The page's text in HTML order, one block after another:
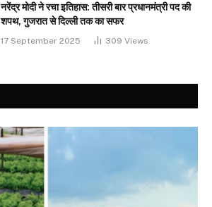
नरेंद्र मोदी ने रचा इतिहास: तीसरी बार प्रधानमंत्री पद की
शपथ, गुजरात से दिल्ली तक का सफर
17 September 2025 309 Views